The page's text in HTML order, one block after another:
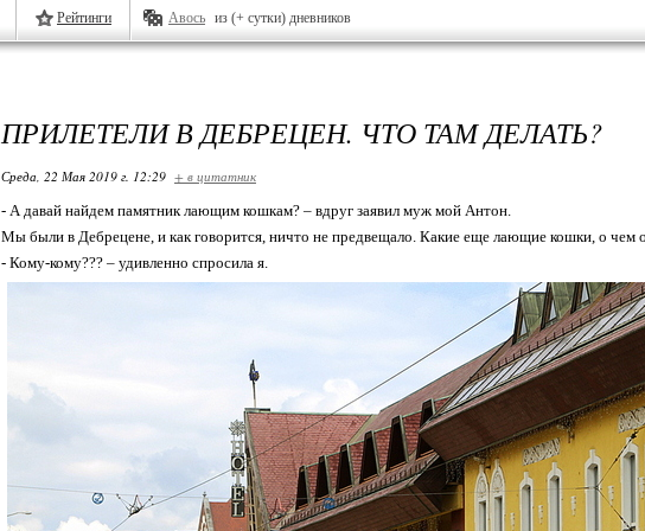
Рейтинги Авось из (+ сутки) дневников
ПРИЛЕТЕЛИ В ДЕБРЕЦЕН. ЧТО ТАМ ДЕЛАТЬ?
Среда, 22 Мая 2019 г. 12:29 + в цитатник
- А давай найдем памятник лающим кошкам? – вдруг заявил муж мой Антон.
Мы были в Дебрецене, и как говорится, ничто не предвещало. Какие еще лающие кошки, о чем
- Кому-кому??? – удивленно спросила я.